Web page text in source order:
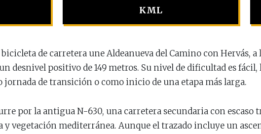
KML
bicicleta de carretera une Aldeanueva del Camino con Hervás,
desnivel positivo de 149 metros. Su nivel de dificultad es
jornada de transición o como inicio de una etapa más larga.
por la antigua N-630, una carretera secundaria con escaso
y vegetación mediterránea. Aunque el trazado incluye un